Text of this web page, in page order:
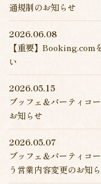
通規制のお知らせ
2026.06.08
【重要】Booking.com
い
2026.05.15
ブッフェ＆パーティコ
お知らせ
2026.05.07
ブッフェ＆パーティコ
う営業内容変更のお知
Access
セプト
▸ プレスリリース
シー
ジム
・会員
9260